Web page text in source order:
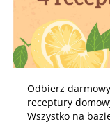
Odbierz
receptury
Wszystko na